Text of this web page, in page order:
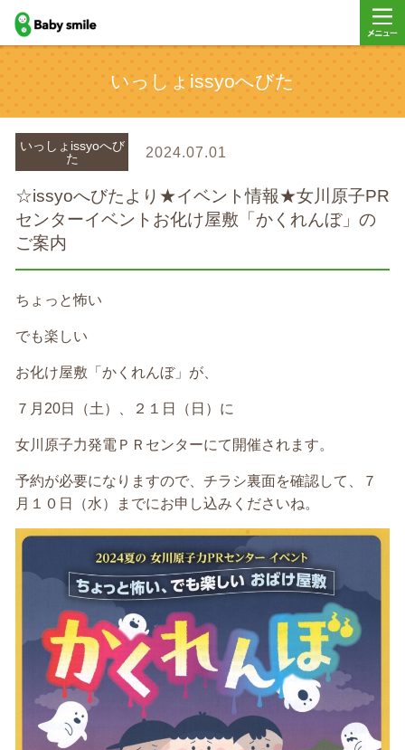
baby smile
いっしょissyoへびた
いっしょissyoへび
た
2024.07.01
☆issyoへびたより★イベント情報★女川原子PR
センターイベントお化け屋敷「かくれんぼ」の
ご案内
ちょっと怖い
でも楽しい
お化け屋敷「かくれんぼ」が、
７月20日（土）、２１日（日）に
女川原子力発電ＰＲセンターにて開催されます。
予約が必要になりますので、チラシ裏面を確認して、７
月１０日（水）までにお申し込みくださいね。